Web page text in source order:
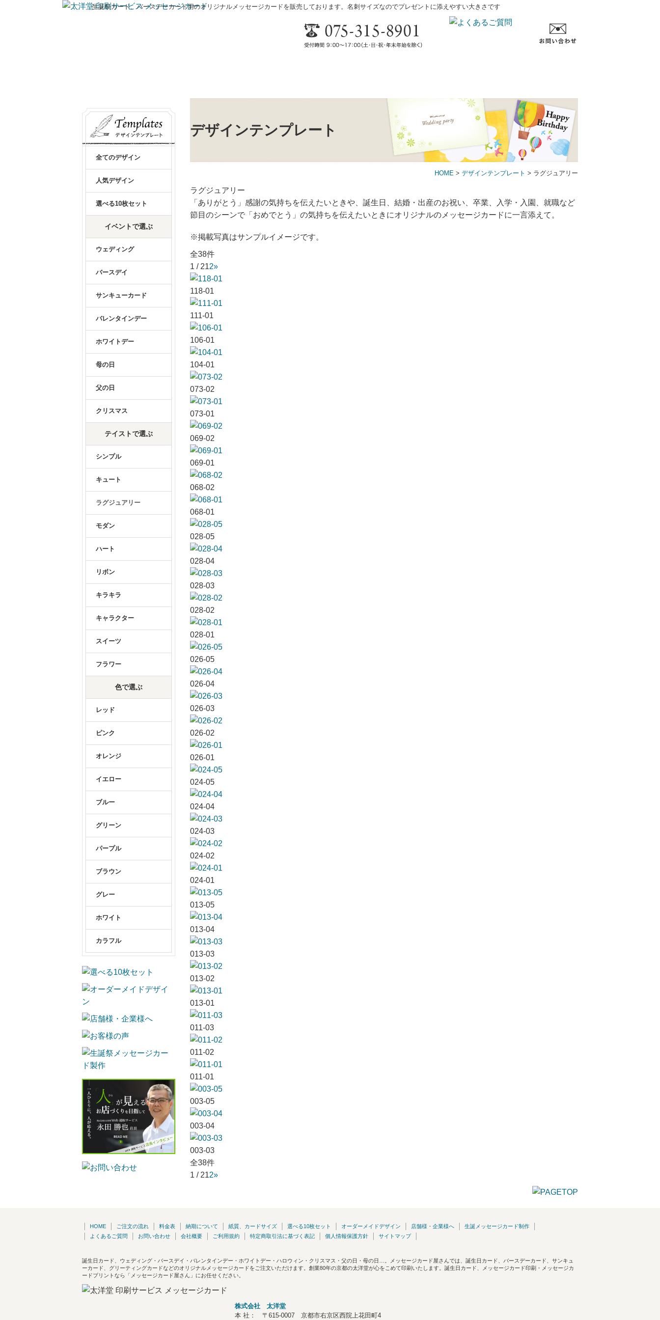
生誕祭カード、バースデーカード用のオリジナルメッセージカードを販売しております。名刺サイズなのでプレゼントに添えやすい大きさです
全てのデザイン
人気デザイン
選べる10枚セット
イベントで選ぶ
ウェディング
バースデイ
サンキューカード
バレンタインデー
ホワイトデー
母の日
父の日
クリスマス
テイストで選ぶ
シンプル
キュート
ラグジュアリー
モダン
ハート
リボン
キラキラ
キャラクター
スイーツ
フラワー
色で選ぶ
レッド
ピンク
オレンジ
イエロー
ブルー
グリーン
パープル
ブラウン
グレー
ホワイト
カラフル
デザインテンプレート
HOME > デザインテンプレート > ラグジュアリー
ラグジュアリー
「ありがとう」感謝の気持ちを伝えたいときや、誕生日、結婚・出産のお祝い、卒業、入学・入園、就職など
節目のシーンで「おめでとう」の気持ちを伝えたいときにオリジナルのメッセージカードに一言添えて。
※掲載写真はサンプルイメージです。
全38件
1 / 212»
118-01
111-01
106-01
104-01
073-02
073-01
069-02
069-01
068-02
068-01
028-05
028-04
028-03
028-02
028-01
026-05
026-04
026-03
026-02
026-01
024-05
024-04
024-03
024-02
024-01
013-05
013-04
013-03
013-02
013-01
011-03
011-02
011-01
003-05
003-04
003-03
全38件
1 / 212»
HOME ご注文の流れ 料金表 納期について 紙質、カードサイズ 選べる10枚セット オーダーメイドデザイン 店舗様・企業様へ
生誕メッセージカード制作
よくあるご質問
お問い合わせ 会社概要 ご利用規約 特定商取引法に基づく表記 個人情報保護方針 サイトマップ
誕生日カード、ウェディング・バースデイ・バレンタインデー・ホワイトデー・ハロウィン・クリスマス・父の日・母の日…。メッセージカード屋さんでは、誕生日カード、バースデーカード、サンキュ
ーカード、グリーティングカードなどのオリジナルメッセージカードをご注文いただけます。創業80年の京都の太洋堂が心をこめて印刷いたします。誕生日カード、メッセージカード印刷・メッセージカ
ードプリントなら「メッセージカード屋さん」にお任せください。
株式会社 太洋堂
本 社： 〒615-0007 京都市右京区西院上花田町4